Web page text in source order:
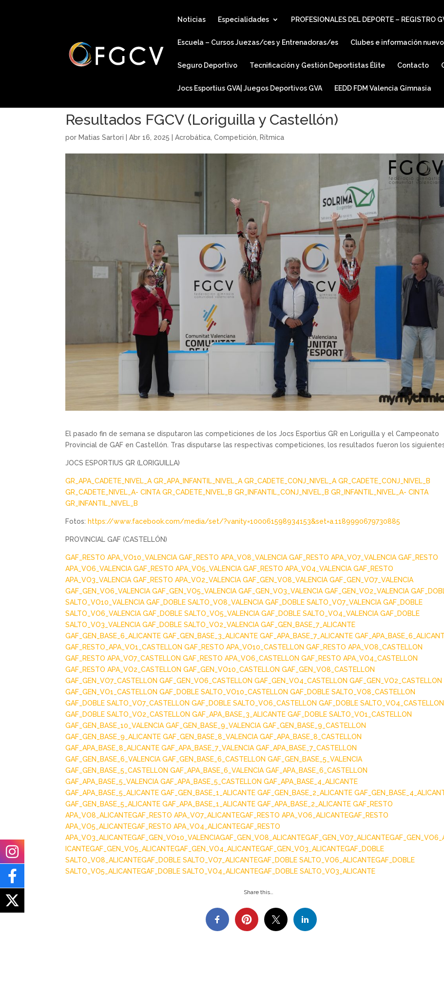
Noticias Especialidades PROFESIONALES DEL DEPORTE – REGISTRO
Escuela – Cursos Juezas/ces y Entrenadoras/es Clubes e información
Seguro Deportivo Tecnificación y Gestión Deportistas Élite Contacto
Jocs Esportius GVA| Juegos Deportivos GVA EEDD FDM Valencia Gimnasia
Resultados FGCV (Loriguilla y Castellón)
por Matias Sartori |Abr 16, 2025 |Acrobática ,Competición Rítmica
El pasado fin de semana se disputaron las competiciones de los Jocs Esportius GR en Loriguilla y el Campeonato
Provincial de GAF en Castellón. Tras disputarse las respectivas competiciones, los resultados fueron los
JOCS ESPORTIUS GR (LORIGUILLA)
GR_APA_CADETE_NIVEL_A GR_APA_INFANTIL_NIVEL_A GR_CADETE_CONJ_NIVEL_A GR_CADETE_CONJ_NIVEL_B
GR_CADETE_NIVEL_A- CINTA GR_CADETE_NIVEL_B GR_INFANTIL_CONJ_NIVEL_B GR_INFANTIL_NIVEL_A- CINTA
GR_INFANTIL_NIVEL_B
Fotos: https://www.facebook.com/media/set/?vanity=100061598934153&set=a.1189990679730885
PROVINCIAL GAF (CASTELLÓN)
GAF_RESTO APA_VO10_VALENCIA GAF_RESTO APA_VO8_VALENCIA GAF_RESTO APA_VO7_VALENCIA GAF_RESTO
APA_VO6_VALENCIA GAF_RESTO APA_VO5_VALENCIA GAF_RESTO APA_VO4_VALENCIA GAF_RESTO
APA_VO3_VALENCIA GAF_RESTO APA_VO2_VALENCIA GAF_GEN_VO8_VALENCIA GAF_GEN_VO7_VALENCIA
GAF_GEN_VO6_VALENCIA GAF_GEN_VO5_VALENCIA GAF_GEN_VO3_VALENCIA GAF_GEN_VO2_VALENCIA
SALTO_VO10_VALENCIA GAF_DOBLE SALTO_VO8_VALENCIA GAF_DOBLE SALTO_VO7_VALENCIA GAF_DOBLE
SALTO_VO6_VALENCIA GAF_DOBLE SALTO_VO5_VALENCIA GAF_DOBLE SALTO_VO4_VALENCIA GAF_DOBLE
SALTO_VO3_VALENCIA GAF_DOBLE SALTO_VO2_VALENCIA GAF_GEN_BASE_7_ALICANTE
GAF_GEN_BASE_6_ALICANTE GAF_GEN_BASE_3_ALICANTE GAF_APA_BASE_7_ALICANTE
GAF_RESTO_APA_VO1_CASTELLON GAF_RESTO APA_VO10_CASTELLON GAF_RESTO APA_VO8_CASTELLON
GAF_RESTO APA_VO7_CASTELLON GAF_RESTO APA_VO6_CASTELLON GAF_RESTO APA_VO4_CASTELLON
GAF_RESTO APA_VO2_CASTELLON GAF_GEN_VO10_CASTELLON GAF_GEN_VO8_CASTELLON
GAF_GEN_VO7_CASTELLON GAF_GEN_VO6_CASTELLON GAF_GEN_VO4_CASTELLON GAF_GEN_VO2_CASTELLON
GAF_GEN_VO1_CASTELLON GAF_DOBLE SALTO_VO10_CASTELLON GAF_DOBLE SALTO_VO8_CASTELLON
GAF_DOBLE SALTO_VO7_CASTELLON GAF_DOBLE SALTO_VO6_CASTELLON GAF_DOBLE SALTO_VO4_CASTELLON
GAF_DOBLE SALTO_VO2_CASTELLON GAF_APA_BASE_3_ALICANTE GAF_DOBLE SALTO_VO1_CASTELLON
GAF_GEN_BASE_10_VALENCIA GAF_GEN_BASE_9_VALENCIA GAF_GEN_BASE_9_CASTELLON
GAF_GEN_BASE_9_ALICANTE GAF_GEN_BASE_8_VALENCIA GAF_APA_BASE_8_CASTELLON
GAF_APA_BASE_8_ALICANTE GAF_APA_BASE_7_VALENCIA GAF_APA_BASE_7_CASTELLON
GAF_GEN_BASE_6_VALENCIA GAF_GEN_BASE_6_CASTELLON GAF_GEN_BASE_5_VALENCIA
GAF_GEN_BASE_5_CASTELLON GAF_APA_BASE_6_VALENCIA GAF_APA_BASE_6_CASTELLON
GAF_APA_BASE_5_VALENCIA GAF_APA_BASE_5_CASTELLONGAF_APA_BASE_4_ALICANTE
GAF_APA_BASE_5_ALICANTEGAF_GEN_BASE_1_ALICANTEGAF_GEN_BASE_2_ALICANTE
GAF_GEN_BASE_5_ALICANTEGAF_APA_BASE_1_ALICANTEGAF_APA_BASE_2_ALICANTEGAF_RESTO
APA_VO8_ALICANTEGAF_RESTO APA_VO7_ALICANTEGAF_RESTO APA_VO6_ALICANTEGAF_RESTO
APA_VO5_ALICANTEGAF_RESTO APA_VO4_ALICANTEGAF_RESTO
APA_VO3_ALICANTEGAF_GEN_VO10_VALENCIAGAF_GEN_VO8_ALICANTEGAF_GEN_VO7_ALICANTE
ICANTEGAF_GEN_VO5_ALICANTEGAF_GEN_VO4_ALICANTEGAF_GEN_VO3_ALICANTEGAF_DOBLE
SALTO_VO8_ALICANTEGAF_DOBLE SALTO_VO7_ALICANTEGAF_DOBLE SALTO_VO6_ALICANTEGAF_DOBLE
SALTO_VO5_ALICANTEGAF_DOBLE SALTO_VO4_ALICANTEGAF_DOBLE SALTO_VO3_ALICANTE
Share this…